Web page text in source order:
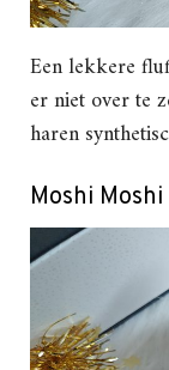
Een lekkere
er niet over te
haren
Moshi